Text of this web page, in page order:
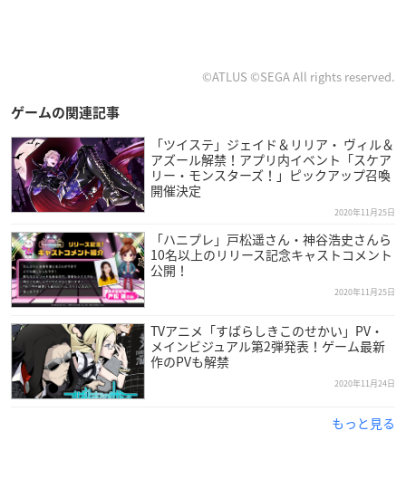
©ATLUS ©SEGA All rights reserved.
ゲームの関連記事
「ツイステ」ジェイド＆リリア・ ヴィル＆
アズール解禁！アプリ内イベント「スケア
リー・モンスターズ！」ピックアップ召喚
開催決定
2020年11月25日
「ハニプレ」戸松遥さん・神谷浩史さんら
10名以上のリリース記念キャストコメント
公開！
2020年11月25日
TVアニメ「すばらしきこのせかい」PV・
メインビジュアル第2弾発表！ゲーム最新
作のPVも解禁
2020年11月24日
もっと見る